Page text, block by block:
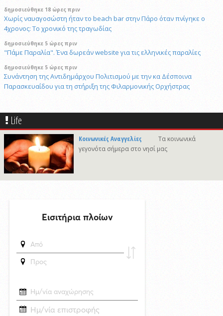
δημοσιεύθηκε 18 ώρες πριν
Χωρίς ναυαγοσώστη ήταν το beach bar στην Πάρο όταν πνίγηκε ο
4χρονος: Το χρονικό της τραγωδίας
δημοσιεύθηκε 5 ώρες πριν
"Πάμε Παραλία". Ένα δωρεάν website για τις ελληνικές παραλίες
δημοσιεύθηκε 5 ώρες πριν
Συνάντηση της Αντιδημάρχου Πολιτισμού με την κα Δέσποινα
Παρασκευαΐδου για τη στήριξη της Φιλαρμονικής Ορχήστρας
πονηρών πνευμάτων (Ματθ. 17, 14-23)
8/8/2026 13:25
Σύλληψη 31χρονου σε bar για ηχορύπανση και παραβίαση ωραρίου
στη Σύρο
δημοσιεύθηκε 4 ώρες πριν
Μυστήριο 3.500 ετών στη Σαντορίνη: Ο 15χρονος που δεν πρόλαβε να
ξεφύγει από το τσουνάμι μπορεί ν' αλλάξει τη χρονολογία της μεγάλης
6/8/2026 22:03
Καλλιτέχνες από τη Σύρο, την Ελβετία και την Ιαπωνία συναντιούνται
στην Άνω Σύρο
Life
Κοινωνικές Αναγγελίες
Τα κοινωνικά
γεγονότα σήμερα στο νησί μας